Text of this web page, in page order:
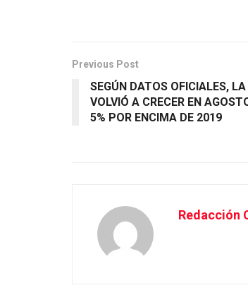
Previous Post
SEGÚN DATOS OFICIALES,
VOLVIÓ A CRECER EN
5% POR ENCIMA DE 2019
Redacción